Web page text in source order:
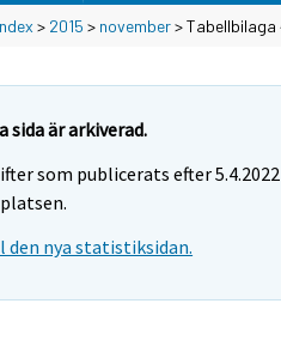
> 2015 > november> Tabellbilaga
sida är arkiverad.
som publicerats efter
den nya statistiksidan.